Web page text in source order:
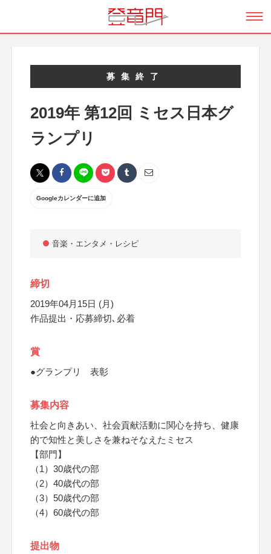
募集終了
2019年 第12回 ミセス日本グ
ランプリ
Googleカレンダーに追加
音楽・エンタメ・レシピ
締切
2019年04月15日 (月)
作品提出・応募締切､必着
賞
●グランプリ 表彰
募集内容
社会と向きあい、社会貢献活動に関心を持ち、健康
的で知性と美しさを兼ねそなえたミセス
【部門】
（1）30歳代の部
（2）40歳代の部
（3）50歳代の部
（4）60歳代の部
提出物